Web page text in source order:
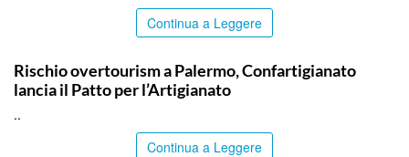
Continua a Leggere
Rischio overtourism a Palermo, Confartigianato
lancia il Patto per l’Artigianato
..
Continua a Leggere